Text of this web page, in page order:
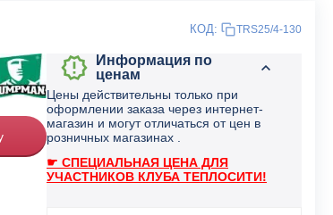
КОД: TRS25/4-130
Информация по
ценам
Цены действительны только при
оформлении заказа через интернет-
магазин и могут отличаться от цен в
розничных магазинах .
☛ СПЕЦИАЛЬНАЯ ЦЕНА ДЛЯ
УЧАСТНИКОВ КЛУБА ТЕПЛОСИТИ!